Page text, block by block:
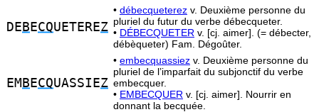
DE B ECQUETEREZ
• débecqueterez v. Deuxième personne du
pluriel du futur du verbe débecqueter.
• DÉBECQUETER v. [cj. aimer]. (= débecter,
débèqueter) Fam. Dégoûter.
EM B ECQUASSIEZ
• embecquassiez v. Deuxième personne du
pluriel de l’imparfait du subjonctif du verbe
embecquer.
• EMBECQUER v. [cj. aimer]. Nourrir en
donnant la becquée.